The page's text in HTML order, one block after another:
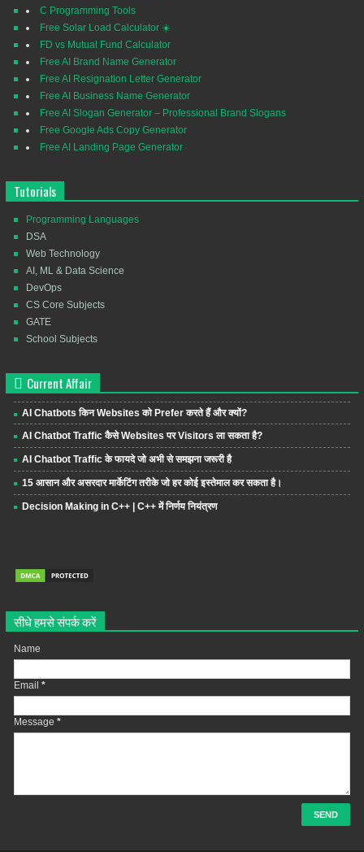
C Programming Tools
Free Solar Load Calculator ☀️
FD vs Mutual Fund Calculator
Free AI Brand Name Generator
Free AI Resignation Letter Generator
Free AI Business Name Generator
Free AI Slogan Generator – Professional Brand Slogans
Free Google Ads Copy Generator
Free AI Landing Page Generator
Tutorials
Programming Languages
DSA
Web Technology
AI, ML & Data Science
DevOps
CS Core Subjects
GATE
School Subjects
Current Affair
AI Chatbots किन Websites को Prefer करते हैं और क्यों?
AI Chatbot Traffic कैसे Websites पर Visitors ला सकता है?
AI Chatbot Traffic के फायदे जो अभी से समझना जरूरी है
15 आसान और असरदार मार्केटिंग तरीके जो हर कोई इस्तेमाल कर सकता है।
Decision Making in C++ | C++ में निर्णय नियंत्रण
सीधे हमसे संपर्क करें
Name
Email *
Message *